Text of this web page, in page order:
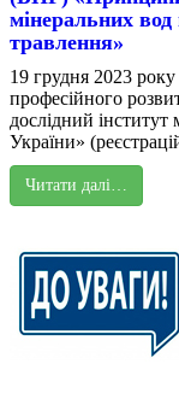
мінеральних
травлення»
19 грудня 2023
професійного
дослідний інститут
України»
Читати далі…